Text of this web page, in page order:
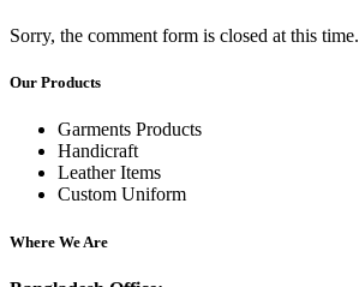
Sorry, the comment form is closed at this time.
Our Products
Garments Products
Handicraft
Leather Items
Custom Uniform
Where We Are